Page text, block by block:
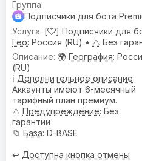
Подписчики для бота
[
] Подписчики для
Гео: Россия (RU) • ⚠️ Без
🌍 География:
(RU)
ℹ️ Дополнительное описание:
Аккаунты имеют 6-месячный
тарифный план премиум.
⚠️ Предупреждениe: Без
гарантии
📁 База: D-BASE
↩️ Доступна кнопка отмены